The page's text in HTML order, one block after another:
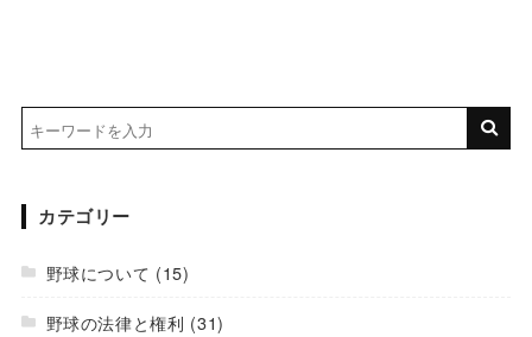
カテゴリー
野球について (15)
野球の法律と権利 (31)